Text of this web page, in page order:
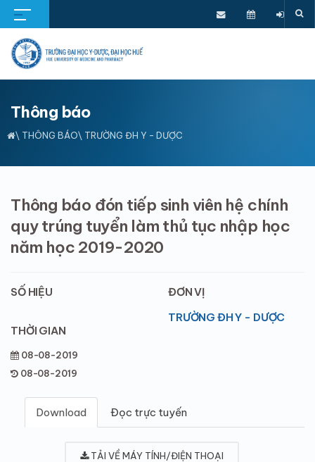
Thông báo
\ THÔNG BÁO\ TRƯỜNG ĐH Y - DƯỢC
Thông báo đón tiếp sinh viên hệ chính
quy trúng tuyển làm thủ tục nhập học
năm học 2019-2020
SỐ HIỆU
ĐƠN VỊ
TRƯỜNG ĐH Y - DƯỢC
THỜI GIAN
08-08-2019
08-08-2019
Download Đọc trực tuyến
TẢI VỀ MÁY TÍNH/ĐIỆN THOẠI